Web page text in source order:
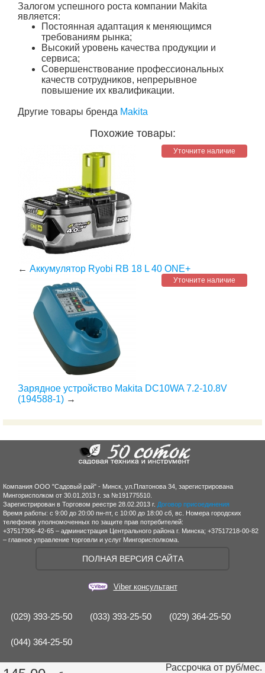
Залогом успешного роста компании Makita
является:
Постоянная адаптация к меняющимся
требованиям рынка;
Высокий уровень качества продукции и
сервиса;
Совершенствование профессиональных
качеств сотрудников, непрерывное
повышение их квалификации.
Другие товары бренда Makita
Похожие товары:
Уточните наличие
← Аккумулятор Ryobi RB 18 L 40 ONE+
Уточните наличие
Зарядное устройство Makita DC10WA 7.2-10.8V
(194588-1) →
Рассрочка от руб/мес.
Компания ООО "Садовый рай" - Минск, ул.Платонова 34, зарегистрирована
Мингорисполком от 30.01.2013 г. за №191775510.
Зарегистрирован в Торговом реестре 28.02.2013 г. Договор присоединения
Время работы: с 9:00 до 20:00 пн-пт, с 10:00 до 18:00 сб, вс. Номера городских
телефонов уполномоченных по защите прав потребителей:
+37517306-42-65 – администрация Центрального района г. Минска; +37517218-00-82
– главное управление торговли и услуг Мингорисполкома.
ПОЛНАЯ ВЕРСИЯ САЙТА
Viber консультант
(029) 393-25-50 (033) 393-25-50 (029) 364-25-50
(044) 364-25-50